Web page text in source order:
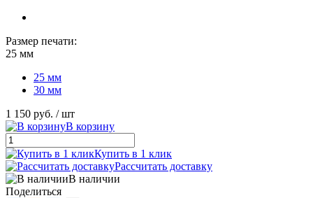
Размер печати:
25 мм
25 мм
30 мм
1 150 руб. / шт
В корзину
Купить в 1 клик
Рассчитать доставку
В наличии
Поделиться